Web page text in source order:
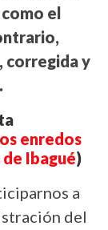
el
corregida y
enredos
Ibagué)
a
del